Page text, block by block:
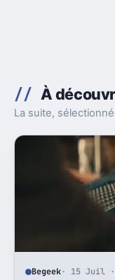
À
La suite,
Begeek· 15 Juil ·